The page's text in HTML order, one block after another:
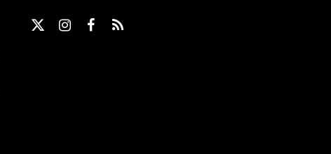
X
Instagram
Facebook
RSS